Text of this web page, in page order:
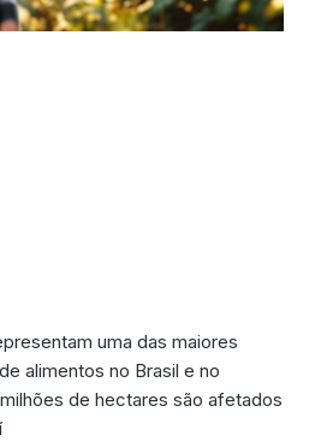
uma das maiores
alimentos no Brasil e no
de hectares são afetados